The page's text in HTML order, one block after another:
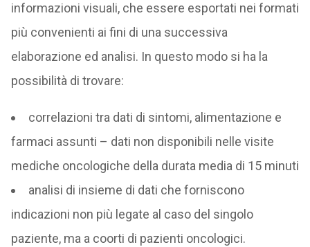
informazioni visuali, che essere esportati nei formati
più convenienti ai fini di una successiva
elaborazione ed analisi. In questo modo si ha la
possibilità di trovare:
correlazioni tra dati di sintomi, alimentazione e
farmaci assunti – dati non disponibili nelle visite
mediche oncologiche della durata media di 15 minuti
analisi di insieme di dati che forniscono
indicazioni non più legate al caso del singolo
paziente, ma a coorti di pazienti oncologici.